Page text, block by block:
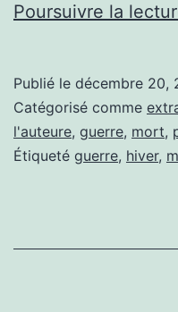
Poursuivre la
Publié le décembre 20,
Catégorisé comme
l'auteure, guerre, mort,
Étiqueté guerre, hiver,